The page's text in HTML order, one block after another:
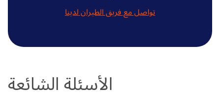
تواصل مع فريق الطيران لدينا
الأسئلة الشائعة